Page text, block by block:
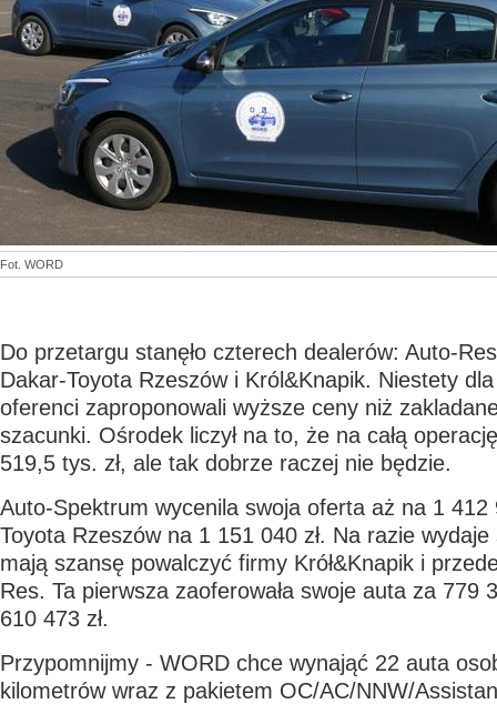
Fot. WORD
Do przetargu stanęło czterech dealerów: Auto-
Dakar-Toyota Rzeszów i Król&Knapik. Niestety
oferenci zaproponowali wyższe ceny niż
szacunki. Ośrodek liczył na to, że na całą
519,5 tys. zł, ale tak dobrze raczej nie będzie.
Auto-Spektrum wycenila swoja oferta aż na 1 412
Toyota Rzeszów na 1 151 040 zł. Na razie
mają szansę powalczyć firmy Krół&Knapik i
Res. Ta pierwsza zaoferowała swoje auta za 779
610 473 zł.
Przypomnijmy - WORD chce wynająć 22 auta
kilometrów wraz z pakietem OC/AC/NNW/